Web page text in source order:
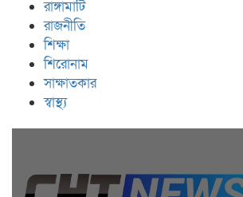
রাঙ্গামাটি
রাজনীতি
শিক্ষা
শিরোনাম
সাক্ষাতকার
স্বাস্থ্য